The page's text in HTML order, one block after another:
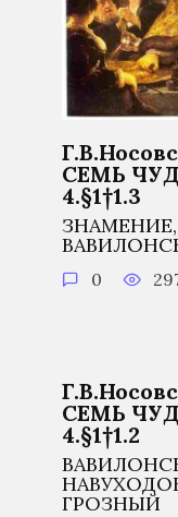
СЕМЬ
4.§1†1.3
0
СЕМЬ
4.§1†1.2
ГРОЗНЫЙ